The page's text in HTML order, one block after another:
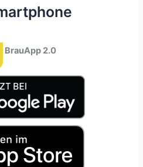
BrauApp 2.0